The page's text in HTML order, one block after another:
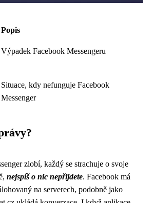
Popis
Výpadek Facebook Messengeru
Situace, kdy nefunguje Facebook
Messenger
zlobí, každý se strachuje o svoje
nejspíš o nic nepřijdete. Facebook má
na serverech, podobně jako